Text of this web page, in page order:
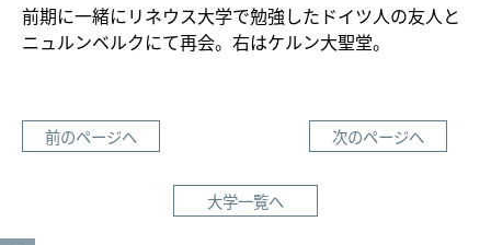
前期に一緒にリネウス大学で勉強したドイツ人の友人と
ニュルンベルクにて再会。右はケルン大聖堂。
前のページへ 次のページへ
大学一覧へ